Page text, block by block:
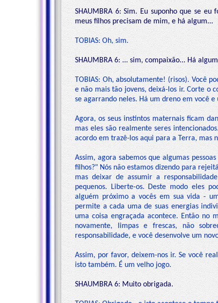
SHAUMBRA 6: Sim. Eu suponho que se
meus filhos precisam de mim, e há algum...
TOBIAS: Oh, sim.
SHAUMBRA 6: ... sim, compaixão... Há
TOBIAS: Oh, absolutamente! (risos). Você
e não mais tão jovens, deixá-los ir. Corte o
se agarrando neles. Há um dreno em você e
Agora, os seus instintos maternais ficam
mas eles são realmente seres
acordo em trazê-los aqui para a Terra, mas
Assim, agora sabemos que algumas
filhos?" Nós não estamos dizendo para
mas deixar de assumir a
pequenos. Liberte-os. Deste modo eles
alguém próximo a vocês em sua vida -
permite a cada uma de suas energias
uma coisa engraçada acontece. Então no
novamente, limpas e frescas, não
responsabilidade, e você desenvolve um
Assim, por favor, deixem-nos ir. Se você
isto também. É um velho jogo.
SHAUMBRA 6: Muito obrigada.